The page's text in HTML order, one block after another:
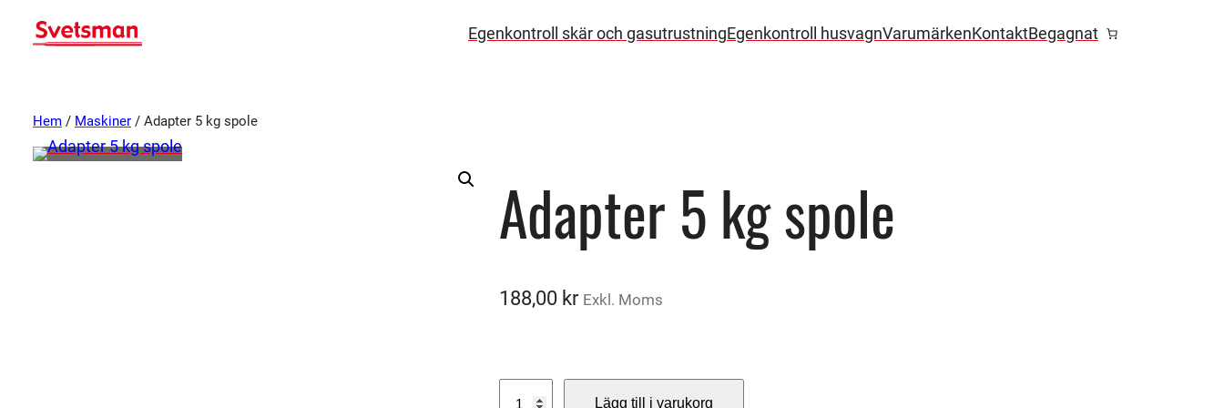
Egenkontroll skär och gasutrustningEgenkontroll husvagnVarumärkenKontaktBegagnat
Hem / Maskiner / Adapter 5 kg spole
Adapter 5 kg spole
188,00 kr Exkl. Moms
Lägg till i varukorg